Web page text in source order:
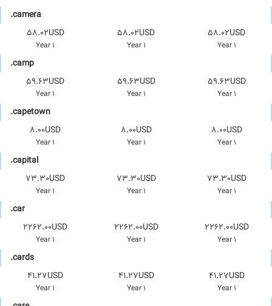
.camera
58.02USD
1 Year
58.02USD
1 Year
58.02USD
1 Year
.camp
59.63USD
1 Year
59.63USD
1 Year
59.63USD
1 Year
.capetown
8.00USD
1 Year
8.00USD
1 Year
8.00USD
1 Year
.capital
73.30USD
1 Year
73.30USD
1 Year
73.30USD
1 Year
.car
2262.00USD
1 Year
2262.00USD
1 Year
2262.00USD
1 Year
.cards
41.27USD
1 Year
41.27USD
1 Year
41.27USD
1 Year